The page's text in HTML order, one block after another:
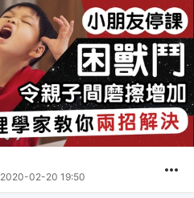
2020-02-20 19:50